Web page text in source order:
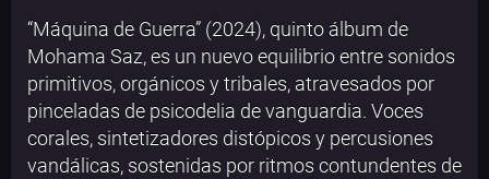
“Máquina de Guerra” (2024), quinto álbum de
Mohama Saz, es un nuevo equilibrio entre sonidos
primitivos, orgánicos y tribales, atravesados por
pinceladas de psicodelia de vanguardia. Voces
corales, sintetizadores distópicos y percusiones
vandálicas, sostenidas por ritmos contundentes de